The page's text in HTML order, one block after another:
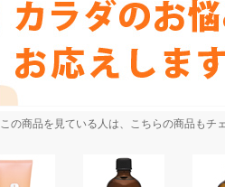
おすすめ商品
この商品を見ている人は、こちらの商品もチ